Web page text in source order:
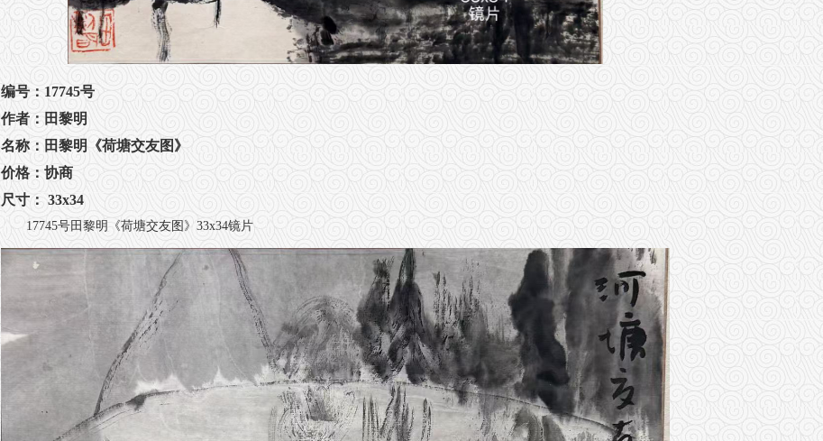
编号：17745号
作者：田黎明
名称：田黎明《荷塘交友图》
价格：协商
尺寸： 33x34
17745号田黎明《荷塘交友图》33x34镜片